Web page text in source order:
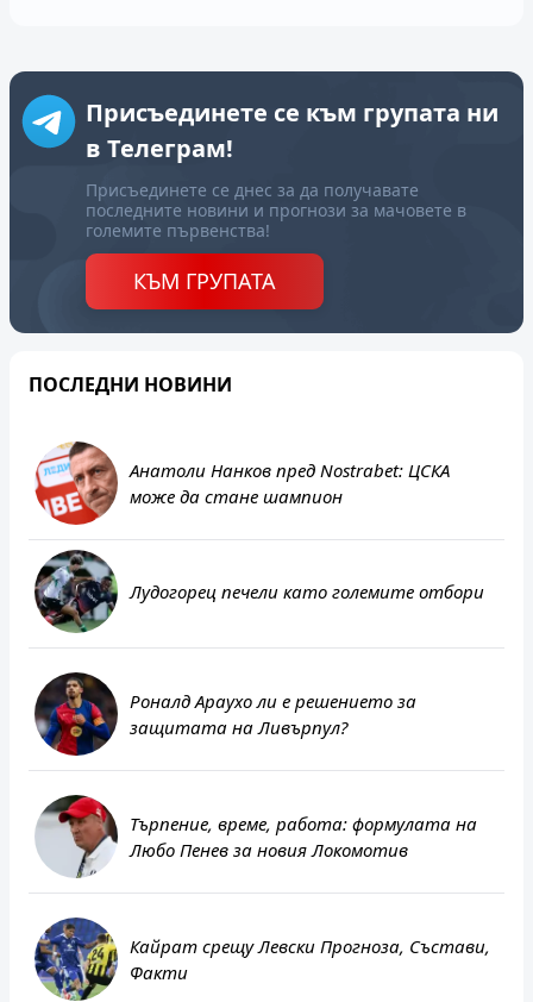
Присъединете се към групата ни
в Телеграм!
Присъединете се днес за да получавате
последните новини и прогнози за мачовете в
големите първенства!
КЪМ ГРУПАТА
ПОСЛЕДНИ НОВИНИ
Анатоли Нанков пред Nostrabet: ЦСКА
може да стане шампион
Лудогорец печели като големите отбори
Роналд Араухо ли е решението за
защитата на Ливърпул?
Търпение, време, работа: формулата на
Любо Пенев за новия Локомотив
Кайрат срещу Левски Прогноза, Състави,
Факти
Депортес Толима
Индепендиенте дел Вале
CONMEBOL Копа Либертадорес, 12 август 03:30